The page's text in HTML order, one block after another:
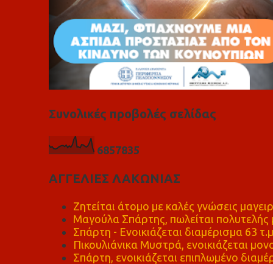
Συνολικές προβολές σελίδας
6857835
ΑΓΓΕΛΙΕΣ ΛΑΚΩΝΙΑΣ
Ζητείται άτομο με καλές γνώσεις
Μαγούλα Σπάρτης, πωλείται πολυτελής
Σπάρτη - Ενοικιάζεται διαμέρισμα 63 τ.μ
Πικουλιάνικα Μυστρά, ενοικιάζεται
Σπάρτη, ενοικιάζεται επιπλωμένο